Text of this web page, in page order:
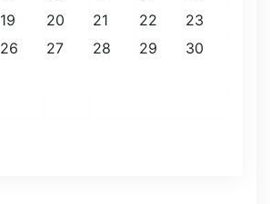
19 20 21 22
23
26 27 28 29
30